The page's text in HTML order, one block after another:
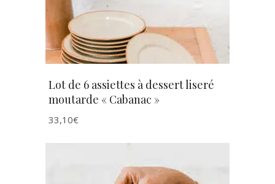
Lot de 6 assiettes à dessert liseré
moutarde « Cabanac »
33,10€